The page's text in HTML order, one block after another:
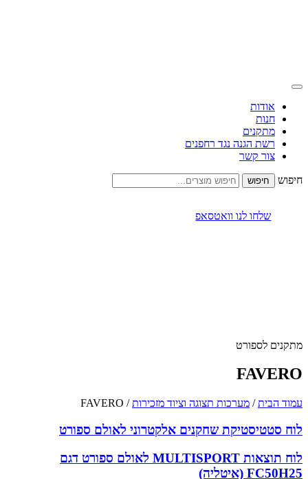
אודות
חנות
מתקנים
רשת הגנה נגד רחפנים
צור קשר
חיפוש
שלחו לנו וואטסאפ
מתקנים לספורט
FAVERO
עמוד הבית/ מערכות תצוגה וציוד מזכירות/
FAVERO
לוח סטטיסטיקת שחקנים אלקטרוני לאולם ספורט
לוח תוצאות MULTISPORT לאולם ספורט דגם
FC50H25 (איטליה)